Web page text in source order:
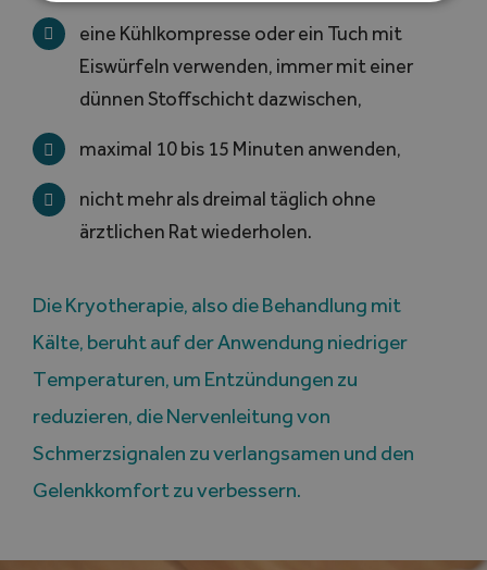
eine Kühlkompresse oder ein Tuch mit
Eiswürfeln verwenden, immer mit einer
dünnen Stoffschicht dazwischen,
maximal 10 bis 15 Minuten anwenden,
nicht mehr als dreimal täglich ohne
ärztlichen Rat wiederholen.
Die Kryotherapie, also die Behandlung mit
Kälte, beruht auf der Anwendung niedriger
Temperaturen, um Entzündungen zu
reduzieren, die Nervenleitung von
Schmerzsignalen zu verlangsamen und den
Gelenkkomfort zu verbessern.